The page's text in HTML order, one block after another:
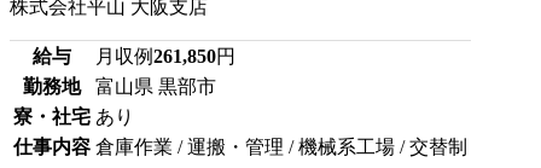
株式会社平山 大阪支店
給与 月収例261,850円
勤務地
富山県 黒部市
寮・社宅 あり
仕事内容 倉庫作業 / 運搬・管理 / 機械系工場 / 交替制